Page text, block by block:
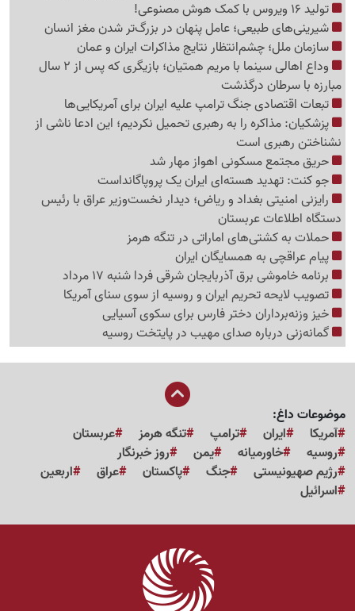
تولید 16 ویروس با کمک هوش مصنوعی!
شیرینی‌های طبیعی؛ عامل پنهان در بزرگ‌تر شدن مغز انسان
سازمان ملل؛ چشم‌انتظار نتایج مذاکرات ایران و عمان
وداع اهالی سینما با مریم همتیان؛ بازیگری که پس از 2 سال
مبارزه با سرطان درگذشت
تبعات اقتصادی جنگ ترامپ علیه ایران برای آمریکایی‌ها
پزشکیان: مذاکره را به رهبری تحمیل نکردیم؛ این ادعا ناشی از
نشناختن رهبری است
حریق مجتمع مسکونی اهواز مهار شد
جو کنت: تهدید هسته‌ای ایران یک پروپاگانداست
رایزنی امنیتی بغداد و ریاض؛ دیدار نخست‌وزیر عراق با رئیس
دستگاه اطلاعات عربستان
حملات به کشتی‌های اماراتی در تنگه هرمز
پیام عراقچی به همسایگان ایران
برنامه خاموشی برق آذربایجان شرقی فردا شنبه 17 مرداد
تصویب لایحه تحریم ایران و روسیه از سوی سنای آمریکا
خیز وزنه‌برداران دختر فارس برای سکوی آسیایی
گمانه‌زنی درباره صدای مهیب در پایتخت روسیه
موضوعات داغ:
آمریکا
ایران ترامپ تنگه هرمز
عربستان
روسیه
خاورمیانه یمن
روز خبرنگار
رژیم صهیونیستی
جنگ پاکستان عراق
اربعین
اسرائیل